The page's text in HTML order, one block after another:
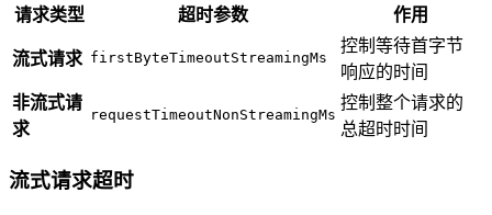
请求类型 超时参数 作用
流式请求 firstByteTimeoutStreamingMs
控制等待首字节
响应的时间
非流式请
求
requestTimeoutNonStreamingMs
控制整个请求的
总超时时间
流式请求超时